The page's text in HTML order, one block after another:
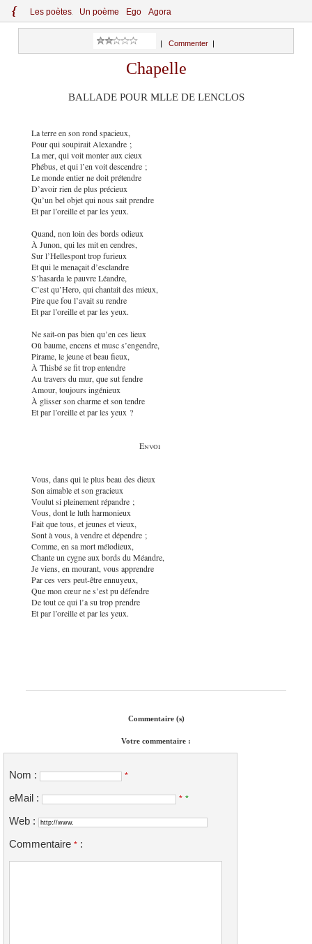
{ Les poètes Un poème Ego Agora
Commenter
Chapelle
BALLADE POUR MLLE DE LENCLOS
La terre en son rond spacieux,
Pour qui soupirait Alexandre ;
La mer, qui voit monter aux cieux
Phébus, et qui l’en voit descendre ;
Le monde entier ne doit prétendre
D’avoir rien de plus précieux
Qu’un bel objet qui nous sait prendre
Et par l’oreille et par les yeux.
Quand, non loin des bords odieux
À Junon, qui les mit en cendres,
Sur l’Hellespont trop furieux
Et qui le menaçait d’esclandre
S’hasarda le pauvre Léandre,
C’est qu’Hero, qui chantait des mieux,
Pire que fou l’avait su rendre
Et par l’oreille et par les yeux.
Ne sait-on pas bien qu’en ces lieux
Où baume, encens et musc s’engendre,
Pirame, le jeune et beau fieux,
À Thisbé se fit trop entendre
Au travers du mur, que sut fendre
Amour, toujours ingénieux
À glisser son charme et son tendre
Et par l’oreille et par les yeux ?
Envoi
Vous, dans qui le plus beau des dieux
Son aimable et son gracieux
Voulut si pleinement répandre ;
Vous, dont le luth harmonieux
Fait que tous, et jeunes et vieux,
Sont à vous, à vendre et dépendre ;
Comme, en sa mort mélodieux,
Chante un cygne aux bords du Méandre,
Je viens, en mourant, vous apprendre
Par ces vers peut-être ennuyeux,
Que mon cœur ne s’est pu défendre
De tout ce qui l’a su trop prendre
Et par l’oreille et par les yeux.
Commentaire (s)
Votre commentaire :
Nom : *
eMail : * *
Web :
Commentaire * :